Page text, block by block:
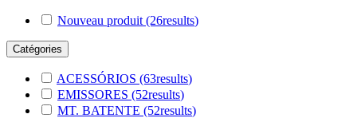
Nouveau produit (26results)
Catégories
ACESSÓRIOS (63results)
EMISSORES (52results)
MT. BATENTE (52results)